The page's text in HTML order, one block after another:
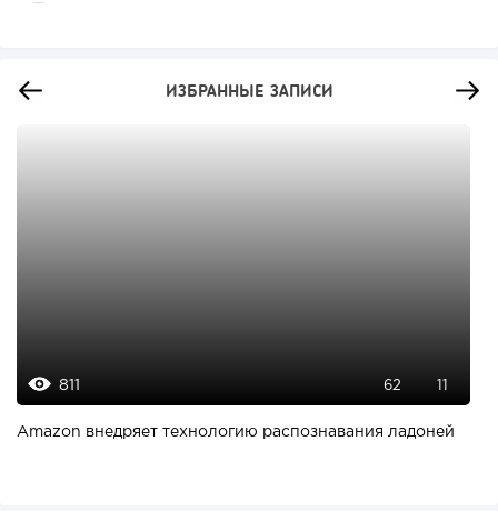
ИЗБРАННЫЕ ЗАПИСИ
811 62
Amazon внедряет технологию распознавания ладоней